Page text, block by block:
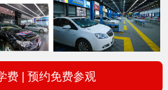
费 | 预约免费参观